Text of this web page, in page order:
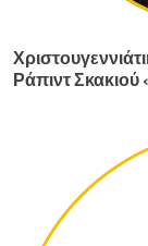
Ράπιντ